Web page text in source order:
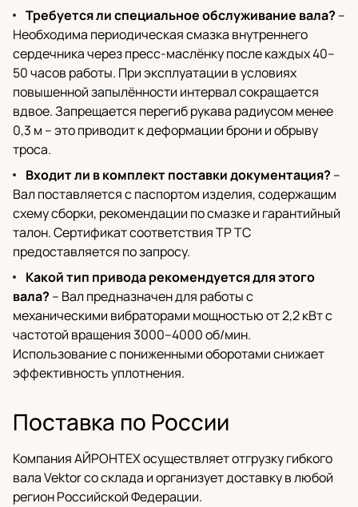
Требуется ли специальное обслуживание вала? –
Необходима периодическая смазка внутреннего
сердечника через пресс-маслёнку после каждых 40–
50 часов работы. При эксплуатации в условиях
повышенной запылённости интервал сокращается
вдвое. Запрещается перегиб рукава радиусом менее
0,3 м – это приводит к деформации брони и обрыву
троса.
Входит ли в комплект поставки документация? –
Вал поставляется с паспортом изделия, содержащим
схему сборки, рекомендации по смазке и гарантийный
талон. Сертификат соответствия ТР ТС
предоставляется по запросу.
Какой тип привода рекомендуется для этого
вала? – Вал предназначен для работы с
механическими вибраторами мощностью от 2,2 кВт с
частотой вращения 3000–4000 об/мин.
Использование с пониженными оборотами снижает
эффективность уплотнения.
Поставка по России
Компания АЙРОНТЕХ осуществляет отгрузку гибкого
вала Vektor со склада и организует доставку в любой
регион Российской Федерации.